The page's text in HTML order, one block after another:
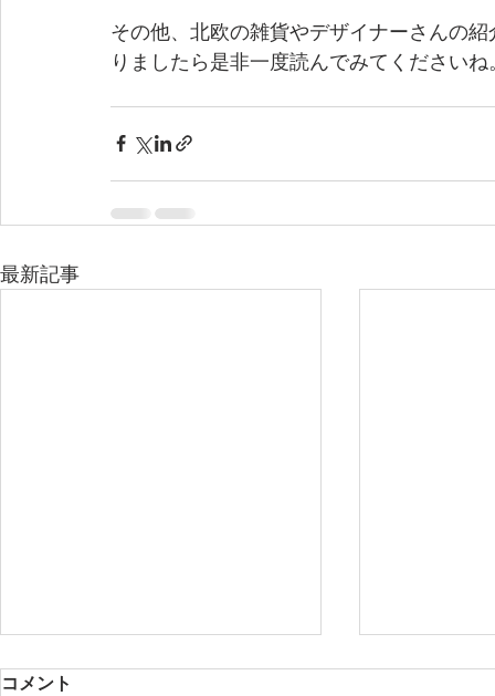
その他、北欧の雑貨やデザイナーさんの
りましたら是非一度読んでみてくださいね
最新記事
コメント